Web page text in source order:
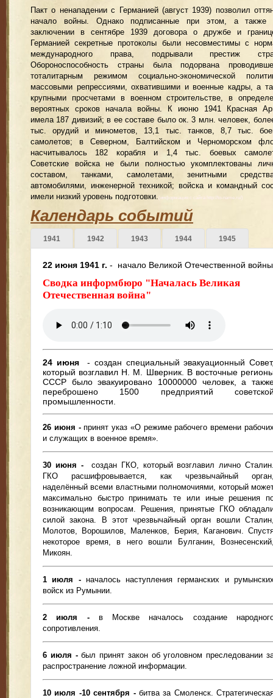
Пакт о ненападении с Германией (август 1939) позволил
начало войны. Однако подписанные при этом, а также
заключении в сентябре 1939 договора о дружбе и
Германией секретные протоколы были несовместимы с
международного права, подрывали престиж
Обороноспособность страны была подорвана
тоталитарным режимом социально-экономической
массовыми репрессиями, охватившими и военные кадры, а
крупными просчетами в военном строительстве, в
вероятных сроков начала войны. К июню 1941 Красная
имела 187 дивизий; в ее составе было ок. 3 млн. человек,
тыс. орудий и минометов, 13,1 тыс. танков, 8,7 тыс.
самолетов; в Северном, Балтийском и Черноморском
насчитывалось 182 корабля и 1,4 тыс. боевых
Советские войска не были полностью укомплектованы
составом, танками, самолетами, зенитными
автомобилями, инженерной техникой; войска и командный
имели низкий уровень подготовки. (информация с сайта http://to-name.ru/)
Календарь событий
1941 1942 1943 1944 1945
22 июня 1941 г. - начало Великой Отечественной войны
Сводка информбюро "Началась Великая
Отечественная война"
24 июня
- создан специальный эвакуационный
который возглавил Н. М. Шверник. В восточные
СССР было эвакуировано 10000000 человек, а
переброшено 1500 предприятий
промышленности.
26 июня -принят указ «О режиме рабочего времени
и служащих в военное время».
30 июня -создан ГКО, который возглавил лично
ГКО расшифровывается, как чрезвычайный
наделённый всеми властными полномочиями, который
максимально быстро принимать те или иные решения
возникающим вопросам. Решения, принятые ГКО
силой закона. В этот чрезвычайный орган вошли
Молотов, Ворошилов, Маленков, Берия, Каганович.
некоторое время, в него вошли Булганин,
Микоян.
1 июля -началось наступления германских и
войск из Румынии.
2 июля -в Москве началось создание
сопротивления.
6 июля -был принят закон об уголовном преследовании
распространение ложной информации.
10 июля -10 сентября -битва за Смоленск.